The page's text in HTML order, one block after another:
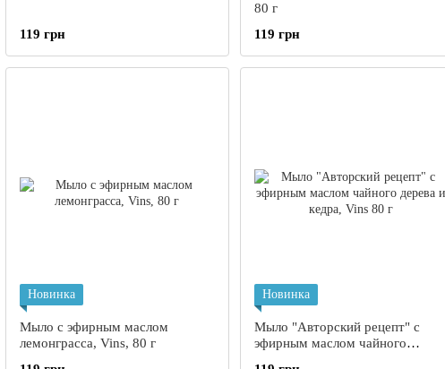
119 грн
80 г
119 грн
Новинка
Мыло с эфирным маслом
лемонграсса, Vins, 80 г
Новинка
Мыло "Авторский рецепт" с
эфирным маслом чайного